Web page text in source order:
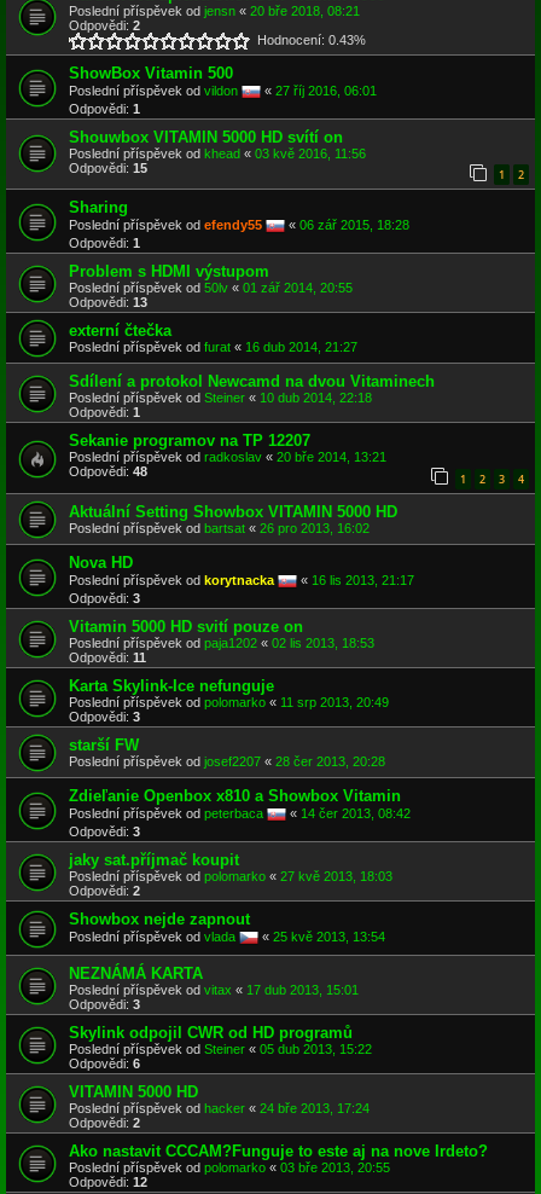
Poslední příspěvek od jensn « 20 bře 2018, 08:21
Odpovědi: 2
Hodnocení: 0.43%
ShowBox Vitamin 500
Poslední příspěvek od vildon « 27 říj 2016, 06:01
Odpovědi: 1
Shouwbox VITAMIN 5000 HD svítí on
Poslední příspěvek od khead « 03 kvě 2016, 11:56
Odpovědi: 15 1 2
Sharing
Poslední příspěvek od efendy55 « 06 zář 2015, 18:28
Odpovědi: 1
Problem s HDMI výstupom
Poslední příspěvek od 50lv « 01 zář 2014, 20:55
Odpovědi: 13
externí čtečka
Poslední příspěvek od furat « 16 dub 2014, 21:27
Sdílení a protokol Newcamd na dvou Vitaminech
Poslední příspěvek od Steiner « 10 dub 2014, 22:18
Odpovědi: 1
Sekanie programov na TP 12207
Poslední příspěvek od radkoslav « 20 bře 2014, 13:21
Odpovědi: 48 1 2 3 4
Aktuální Setting Showbox VITAMIN 5000 HD
Poslední příspěvek od bartsat « 26 pro 2013, 16:02
Nova HD
Poslední příspěvek od korytnacka « 16 lis 2013, 21:17
Odpovědi: 3
Vitamin 5000 HD svití pouze on
Poslední příspěvek od paja1202 « 02 lis 2013, 18:53
Odpovědi: 11
Karta Skylink-Ice nefunguje
Poslední příspěvek od polomarko « 11 srp 2013, 20:49
Odpovědi: 3
starší FW
Poslední příspěvek od josef2207 « 28 čer 2013, 20:28
Zdieľanie Openbox x810 a Showbox Vitamin
Poslední příspěvek od peterbaca « 14 čer 2013, 08:42
Odpovědi: 3
jaky sat.příjmač koupit
Poslední příspěvek od polomarko « 27 kvě 2013, 18:03
Odpovědi: 2
Showbox nejde zapnout
Poslední příspěvek od vlada « 25 kvě 2013, 13:54
NEZNÁMÁ KARTA
Poslední příspěvek od vitax « 17 dub 2013, 15:01
Odpovědi: 3
Skylink odpojil CWR od HD programů
Poslední příspěvek od Steiner « 05 dub 2013, 15:22
Odpovědi: 6
VITAMIN 5000 HD
Poslední příspěvek od hacker « 24 bře 2013, 17:24
Odpovědi: 2
Ako nastavit CCCAM?Funguje to este aj na nove Irdeto?
Poslední příspěvek od polomarko « 03 bře 2013, 20:55
Odpovědi: 12